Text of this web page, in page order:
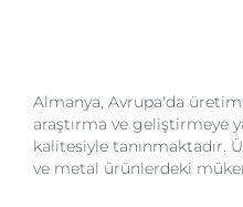
Almanya, Avrupa'da
araştırma ve geliştirmeye
kalitesiyle tanınmaktadır.
ve metal ürünlerdeki